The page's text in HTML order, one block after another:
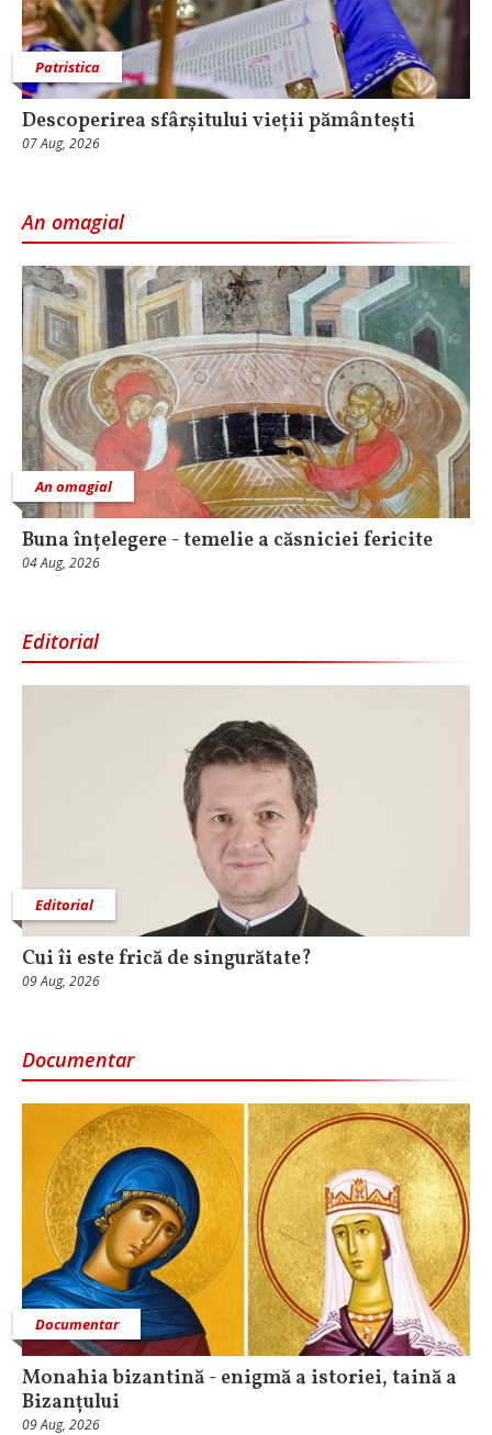
Patristica
Descoperirea sfârșitului vieții pământești
07 Aug, 2026
An omagial
An omagial
Buna înțelegere - temelie a căsniciei fericite
04 Aug, 2026
Editorial
Editorial
Cui îi este frică de singurătate?
09 Aug, 2026
Documentar
Documentar
Monahia bizantină - enigmă a istoriei, taină a
Bizanțului
09 Aug, 2026